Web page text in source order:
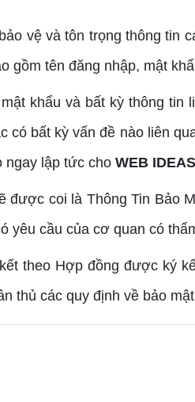
vệ và tôn trọng thông tin
gồm tên đăng nhập, mật
khẩu và bất kỳ thông tin
bất kỳ vấn đề nào liên
ngay lập tức cho WEB IDEAS
coi là Thông Tin Bảo
yêu cầu của cơ quan có
theo Hợp đồng được ký
thủ các quy định về bảo